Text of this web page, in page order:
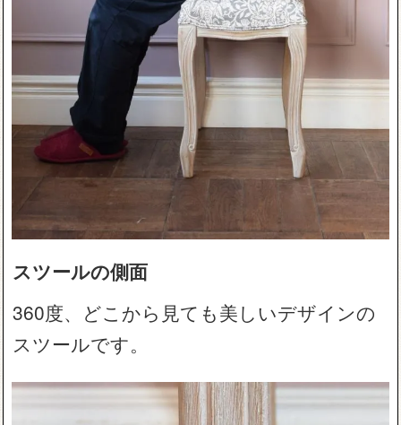
スツールの側面
360度、どこから見ても美しいデザインの
スツールです。